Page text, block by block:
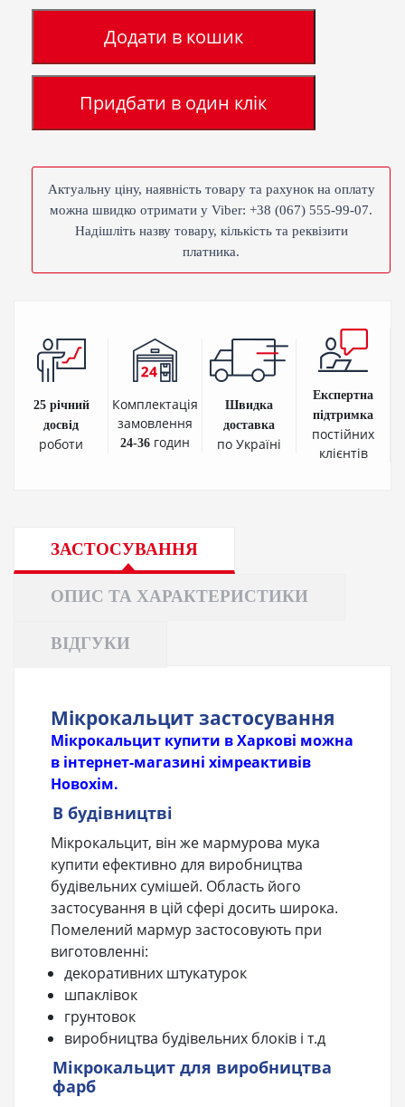
Додати в кошик
Придбати в один клік
Актуальну ціну, наявність товару та рахунок на оплату
можна швидко отримати у Viber: +38 (067) 555-99-07.
Надішліть назву товару, кількість та реквізити
платника.
25 річний
досвід
роботи
Комплектація
замовлення
24-36 годин
Швидка
доставка
по Україні
Експертна
підтримка
постійних
клієнтів
ЗАСТОСУВАННЯ
ОПИС ТА ХАРАКТЕРИСТИКИ
ВІДГУКИ
Мікрокальцит застосування
Мікрокальцит купити в Харкові можна
в інтернет-магазині хімреактивів
Новохім.
В будівництві
Мікрокальцит, він же мармурова мука
купити ефективно для виробництва
будівельних сумішей. Область його
застосування в цій сфері досить широка.
Помелений мармур застосовують при
виготовленні:
декоративних штукатурок
шпаклівок
грунтовок
виробництва будівельних блоків і т.д
Мікрокальцит для виробництва
фарб